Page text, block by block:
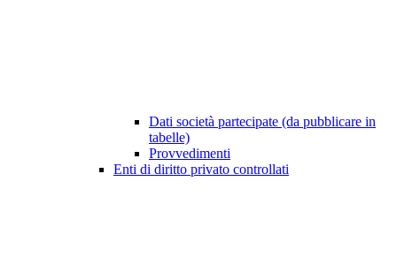
Dati società partecipate (da pubblicare in
tabelle)
Provvedimenti
Enti di diritto privato controllati